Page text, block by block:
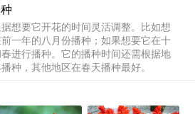
想要它开花的时间灵活调整。比如想
一年的八月份播种；如果想要它在十
进行播种。它的播种时间还需根据地
种，其他地区在春天播种最好。